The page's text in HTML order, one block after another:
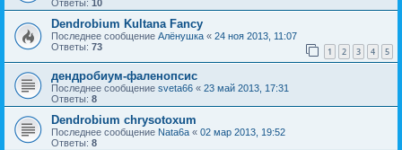
Ответы: 10
Dendrobium Kultana Fancy
Последнее сообщение Алёнушка « 24 ноя 2013, 11:07
Ответы: 73 1 2 3 4 5
дендробиум-фаленопсис
Последнее сообщение sveta66 « 23 май 2013, 17:31
Ответы: 8
Dendrobium chrysotoxum
Последнее сообщение Nata6a « 02 мар 2013, 19:52
Ответы: 8